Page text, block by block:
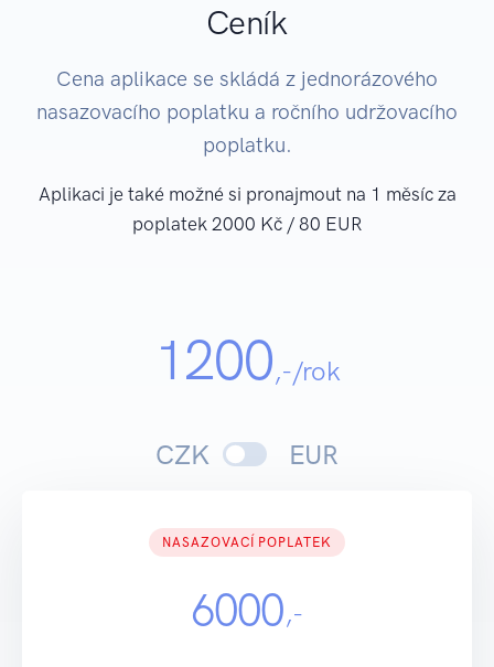
Ceník
Cena aplikace se skládá z jednorázového
nasazovacího poplatku a ročního udržovacího
poplatku.
Aplikaci je také možné si pronajmout na 1 měsíc za
poplatek 2000 Kč / 80 EUR
1200,-/rok
CZK EUR
NASAZOVACÍ POPLATEK
6000,-